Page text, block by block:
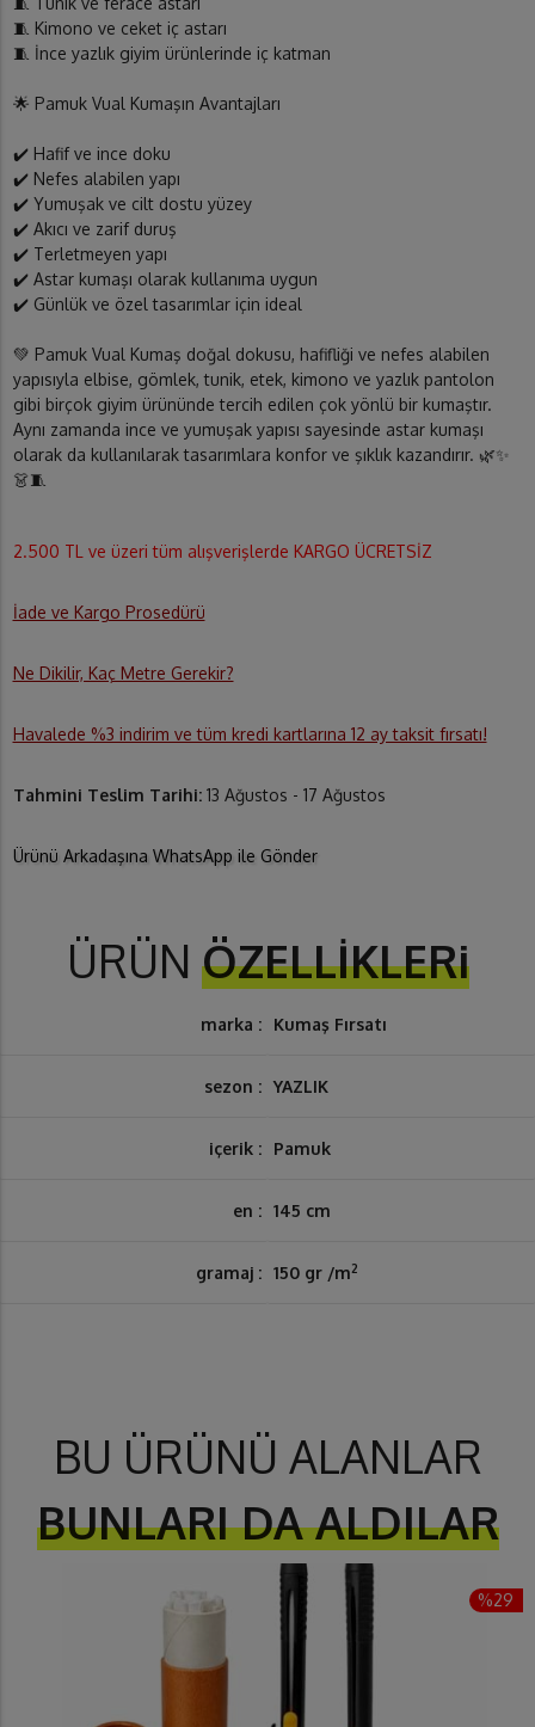
🧵 Kimono ve ceket iç astarı
🧵 İnce yazlık giyim ürünlerinde iç katman
🌟 Pamuk Vual Kumaşın Avantajları
✔️ Hafif ve ince doku
✔️ Nefes alabilen yapı
✔️ Yumuşak ve cilt dostu yüzey
✔️ Akıcı ve zarif duruş
✔️ Terletmeyen yapı
✔️ Astar kumaşı olarak kullanıma uygun
✔️ Günlük ve özel tasarımlar için ideal
💚 Pamuk Vual Kumaş doğal dokusu, hafifliği ve nefes alabilen
yapısıyla elbise, gömlek, tunik, etek, kimono ve yazlık pantolon
gibi birçok giyim ürününde tercih edilen çok yönlü bir kumaştır.
Aynı zamanda ince ve yumuşak yapısı sayesinde astar kumaşı
olarak da kullanılarak tasarımlara konfor ve şıklık kazandırır. 🌿✨
👗🧵
2.500 TL ve üzeri tüm alışverişlerde KARGO ÜCRETSİZ
İade ve Kargo Prosedürü
Ne Dikilir, Kaç Metre Gerekir?
Havalede %3 indirim ve tüm kredi kartlarına 12 ay taksit fırsatı!
Tahmini Teslim Tarihi: 13 Ağustos - 17 Ağustos
Ürünü Arkadaşına WhatsApp ile Gönder
ÜRÜN ÖZELLİKLERi
marka : Kumaş Fırsatı
sezon : YAZLIK
içerik : Pamuk
en : 145 cm
gramaj : 150 gr /m2
BU ÜRÜNÜ ALANLAR
BUNLARI DA ALDILAR
%29